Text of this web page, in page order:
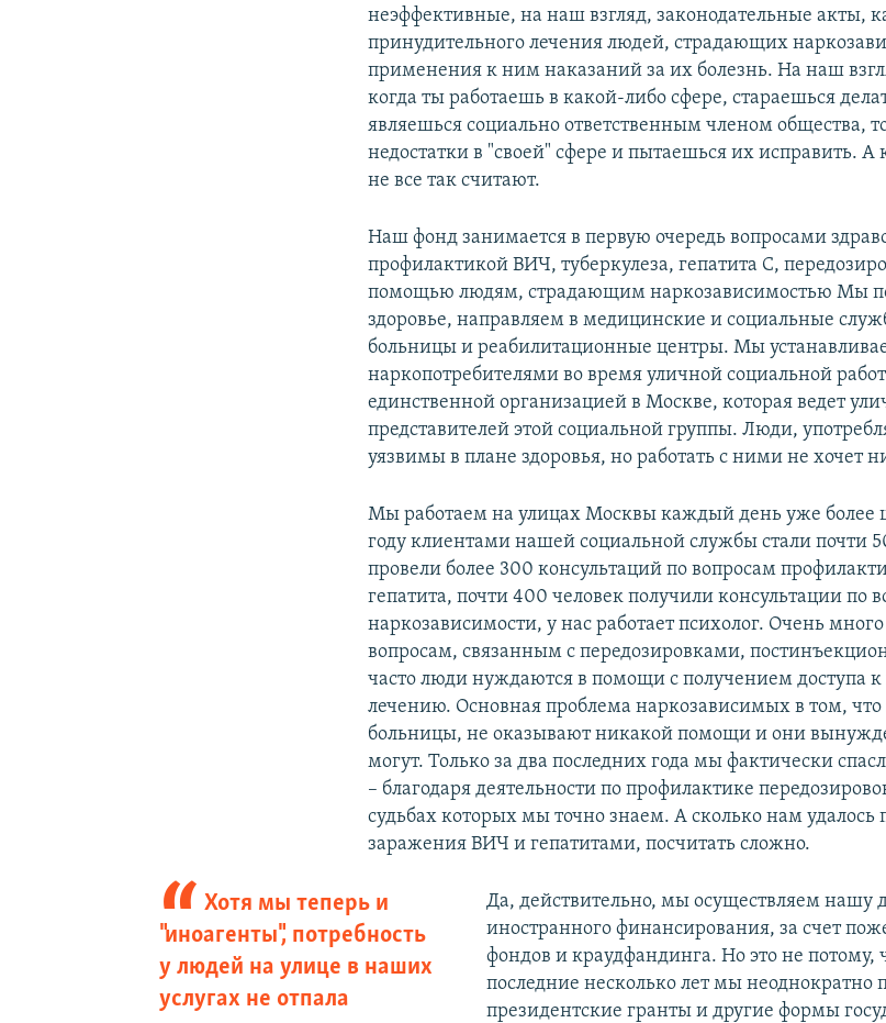
неэффективные, на наш взгляд, законодательные акты,
принудительного лечения людей, страдающих
применения к ним наказаний за их болезнь. На наш
когда ты работаешь в какой-либо сфере, стараешься
являешься социально ответственным членом общества,
недостатки в "своей" сфере и пытаешься их исправить.
не все так считают.
Наш фонд занимается в первую очередь вопросами
профилактикой ВИЧ, туберкулеза, гепатита С,
помощью людям, страдающим наркозависимостью Мы
здоровье, направляем в медицинские и социальные
больницы и реабилитационные центры. Мы
наркопотребителями во время уличной социальной
единственной организацией в Москве, которая ведет
представителей этой социальной группы. Люди,
уязвимы в плане здоровья, но работать с ними не хочет
Мы работаем на улицах Москвы каждый день уже более
году клиентами нашей социальной службы стали почти
провели более 300 консультаций по вопросам
гепатита, почти 400 человек получили консультации по
наркозависимости, у нас работает психолог. Очень
вопросам, связанным с передозировками,
часто люди нуждаются в помощи с получением доступа
лечению. Основная проблема наркозависимых в том, что
больницы, не оказывают никакой помощи и они
могут. Только за два последних года мы фактически
– благодаря деятельности по профилактике
судьбах которых мы точно знаем. А сколько нам удалось
заражения ВИЧ и гепатитами, посчитать сложно.
Хотя мы теперь и
"иноагенты", потребность
у людей на улице в наших
услугах не отпала
Да, действительно, мы осуществляем нашу
иностранного финансирования, за счет
фондов и краудфандинга. Но это не потому,
последние несколько лет мы неоднократно
президентские гранты и другие формы